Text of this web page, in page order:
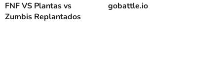
FNF VS Plantas vs
Zumbis Replantados
gobattle.io